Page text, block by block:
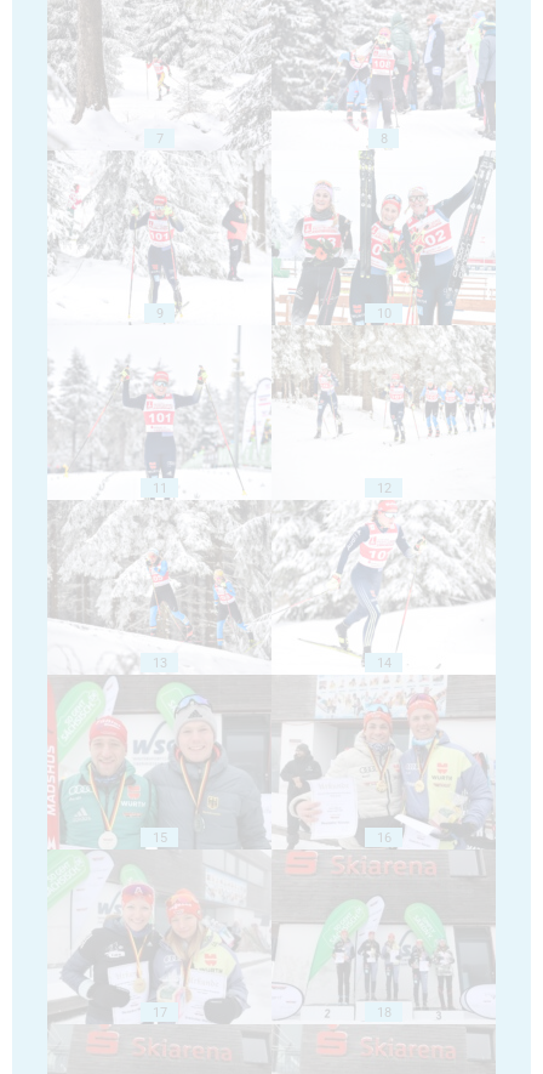
7 8
9 10
11 12
13 14
15 16
17 18